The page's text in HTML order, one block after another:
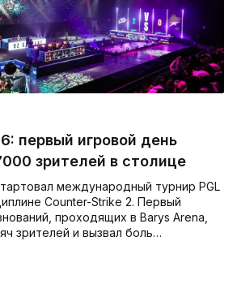
первый игровой день
зрителей в столице
международный турнир PGL
Counter-Strike 2. Первый
проходящих в Barys Arena,
зрителей и вызвал боль…